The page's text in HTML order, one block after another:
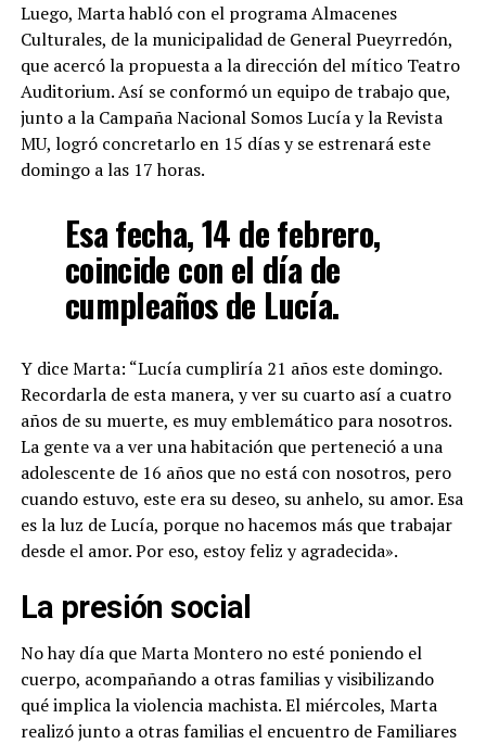
Luego, Marta habló con el programa Almacenes
Culturales, de la municipalidad de General Pueyrredón,
que acercó la propuesta a la dirección del mítico Teatro
Auditorium. Así se conformó un equipo de trabajo que,
junto a la Campaña Nacional Somos Lucía y la Revista
MU, logró concretarlo en 15 días y se estrenará este
domingo a las 17 horas.
Esa fecha, 14 de febrero,
coincide con el día de
cumpleaños de Lucía.
Y dice Marta: “Lucía cumpliría 21 años este domingo.
Recordarla de esta manera, y ver su cuarto así a cuatro
años de su muerte, es muy emblemático para nosotros.
La gente va a ver una habitación que perteneció a una
adolescente de 16 años que no está con nosotros, pero
cuando estuvo, este era su deseo, su anhelo, su amor. Esa
es la luz de Lucía, porque no hacemos más que trabajar
desde el amor. Por eso, estoy feliz y agradecida».
La presión social
No hay día que Marta Montero no esté poniendo el
cuerpo, acompañando a otras familias y visibilizando
qué implica la violencia machista. El miércoles, Marta
realizó junto a otras familias el encuentro de Familiares